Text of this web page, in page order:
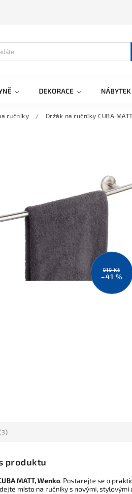
DEKORACE
ručníky / Držák na ručníky CUBA MATT
919 Kč
–41 %
produktu
MATT, Wenko. Postarejte se o
místo na ručníky s novými, stylovými